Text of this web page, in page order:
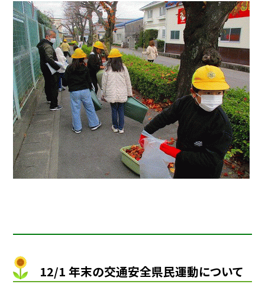
12/1 年末の交通安全県民運動について